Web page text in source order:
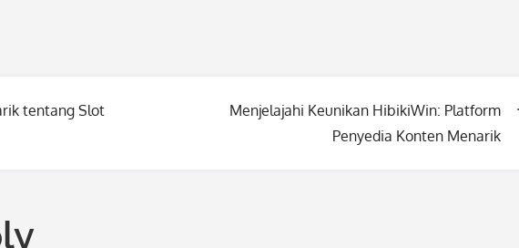
tentang Slot
Menjelajahi Keunikan HibikiWin: Platform
Penyedia Konten Menarik